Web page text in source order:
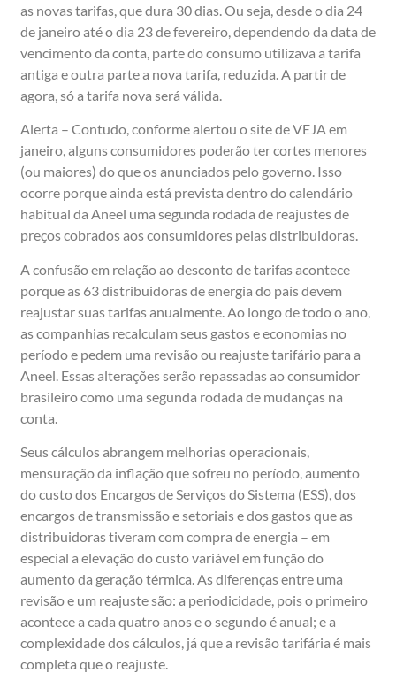
as novas tarifas, que dura 30 dias. Ou seja, desde o dia 24
de janeiro até o dia 23 de fevereiro, dependendo da data de
vencimento da conta, parte do consumo utilizava a tarifa
antiga e outra parte a nova tarifa, reduzida. A partir de
agora, só a tarifa nova será válida.
Alerta – Contudo, conforme alertou o site de VEJA em
janeiro, alguns consumidores poderão ter cortes menores
(ou maiores) do que os anunciados pelo governo. Isso
ocorre porque ainda está prevista dentro do calendário
habitual da Aneel uma segunda rodada de reajustes de
preços cobrados aos consumidores pelas distribuidoras.
A confusão em relação ao desconto de tarifas acontece
porque as 63 distribuidoras de energia do país devem
reajustar suas tarifas anualmente. Ao longo de todo o ano,
as companhias recalculam seus gastos e economias no
período e pedem uma revisão ou reajuste tarifário para a
Aneel. Essas alterações serão repassadas ao consumidor
brasileiro como uma segunda rodada de mudanças na
conta.
Seus cálculos abrangem melhorias operacionais,
mensuração da inflação que sofreu no período, aumento
do custo dos Encargos de Serviços do Sistema (ESS), dos
encargos de transmissão e setoriais e dos gastos que as
distribuidoras tiveram com compra de energia – em
especial a elevação do custo variável em função do
aumento da geração térmica. As diferenças entre uma
revisão e um reajuste são: a periodicidade, pois o primeiro
acontece a cada quatro anos e o segundo é anual; e a
complexidade dos cálculos, já que a revisão tarifária é mais
completa que o reajuste.